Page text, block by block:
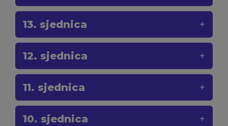
13. sjednica
12. sjednica
11. sjednica
10. sjednica